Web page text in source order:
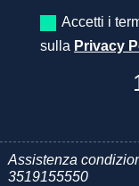
Accetti i
sulla Privacy
Assistenza
3519155550